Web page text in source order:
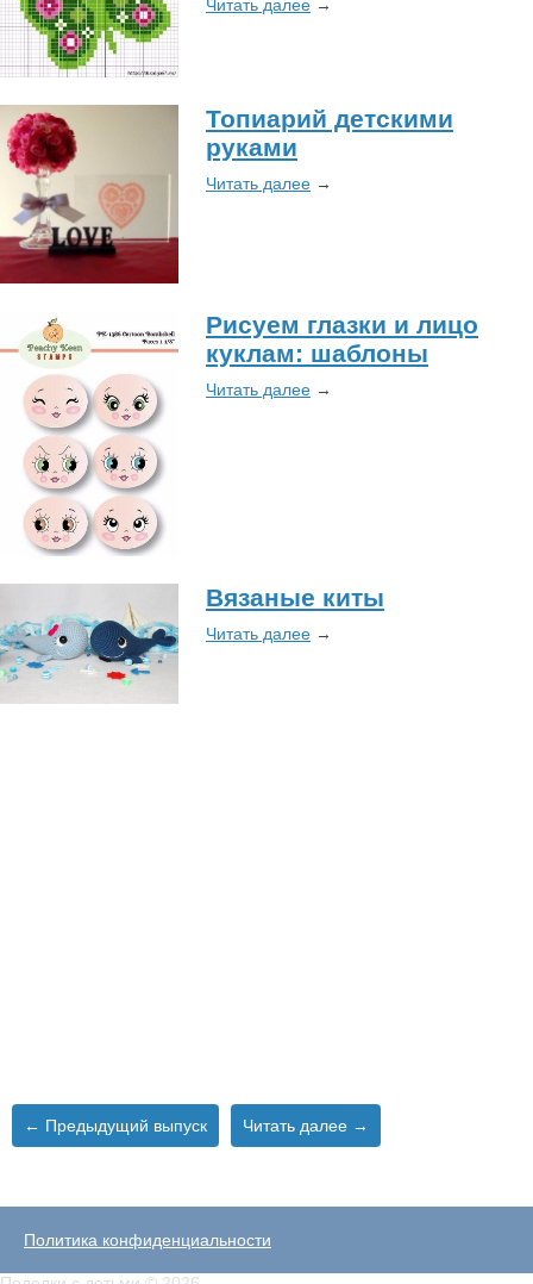
Читать далее →
Топиарий детскими
руками
Читать далее →
Рисуем глазки и лицо
куклам: шаблоны
Читать далее →
Вязаные киты
Читать далее →
← Предыдущий выпуск Читать далее →
Политика конфиденциальности